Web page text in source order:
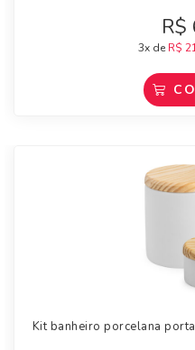
R$
3x de R$
Kit banheiro porcelana